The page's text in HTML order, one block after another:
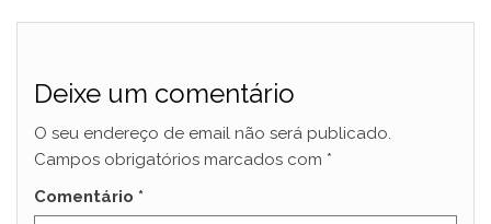
Deixe um comentário
O seu endereço de email não será publicado.
Campos obrigatórios marcados com *
Comentário *